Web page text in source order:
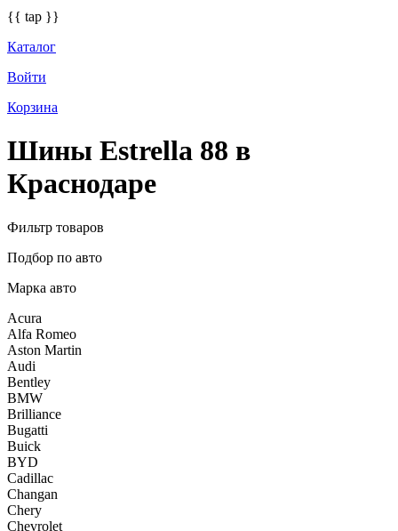
{{ tap }}
Каталог
Войти
Корзина
Шины Estrella 88 в
Краснодаре
Фильтр товаров
Подбор по авто
Марка авто
Acura
Alfa Romeo
Aston Martin
Audi
Bentley
BMW
Brilliance
Bugatti
Buick
BYD
Cadillac
Changan
Chery
Chevrolet